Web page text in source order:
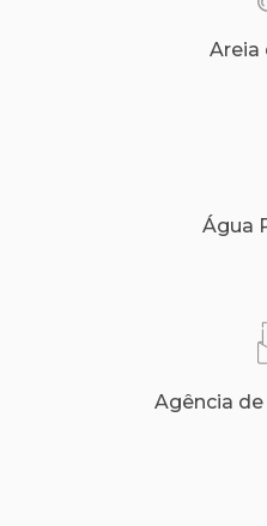
Areia
Água
Agência